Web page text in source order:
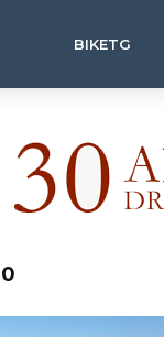
BIKETG